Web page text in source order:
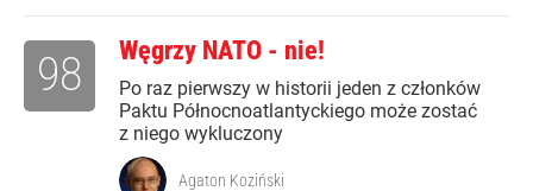
Węgrzy NATO - nie!
Po raz pierwszy w historii jeden z członków
Paktu Północnoatlantyckiego może zostać
z niego wykluczony
98
Agaton Koziński